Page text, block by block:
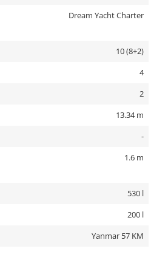
Dream Yacht Charter
10 (8+2)
4
2
13.34 m
-
1.6 m
530 l
200 l
Yanmar 57 KM